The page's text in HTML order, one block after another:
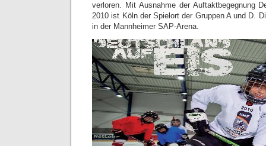
verloren. Mit Ausnahme der Auftaktbegegnung
2010 ist Köln der Spielort der Gruppen A und D.
in der Mannheimer SAP-Arena.